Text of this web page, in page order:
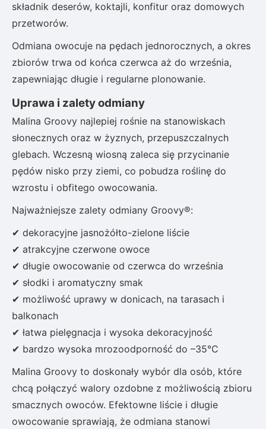
składnik deserów, koktajli, konfitur oraz domowych
przetworów.
Odmiana owocuje na pędach jednorocznych, a okres
zbiorów trwa od końca czerwca aż do września,
zapewniając długie i regularne plonowanie.
Uprawa i zalety odmiany
Malina Groovy najlepiej rośnie na stanowiskach
słonecznych oraz w żyznych, przepuszczalnych
glebach. Wczesną wiosną zaleca się przycinanie
pędów nisko przy ziemi, co pobudza roślinę do
wzrostu i obfitego owocowania.
Najważniejsze zalety odmiany Groovy®:
✔ dekoracyjne jasnożółto-zielone liście
✔ atrakcyjne czerwone owoce
✔ długie owocowanie od czerwca do września
✔ słodki i aromatyczny smak
✔ możliwość uprawy w donicach, na tarasach i
balkonach
✔ łatwa pielęgnacja i wysoka dekoracyjność
✔ bardzo wysoka mrozoodporność do –35°C
Malina Groovy to doskonały wybór dla osób, które
chcą połączyć walory ozdobne z możliwością zbioru
smacznych owoców. Efektowne liście i długie
owocowanie sprawiają, że odmiana stanowi